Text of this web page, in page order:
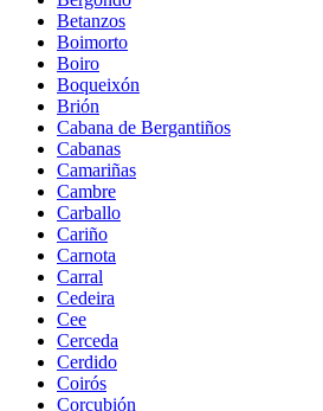
Betanzos
Boimorto
Boiro
Boqueixón
Brión
Cabana de Bergantiños
Cabanas
Camariñas
Cambre
Carballo
Cariño
Carnota
Carral
Cedeira
Cee
Cerceda
Cerdido
Coirós
Corcubión